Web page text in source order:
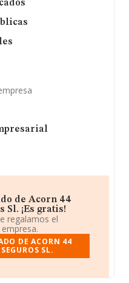
de Acorn 44
Sl. ¡Es gratis!
regalamos el
DE ACORN 44
SL.